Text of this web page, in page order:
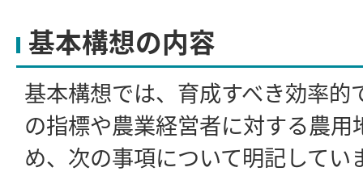
基本構想の内容
基本構想では、育成すべき効率的
の指標や農業経営者に対する農
め、次の事項について明記してい